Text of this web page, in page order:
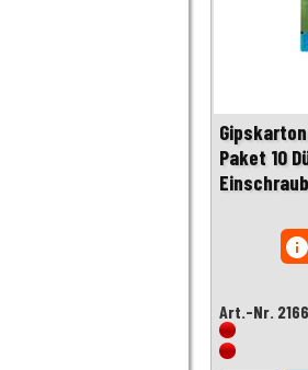
Paket 10
Art.-Nr.